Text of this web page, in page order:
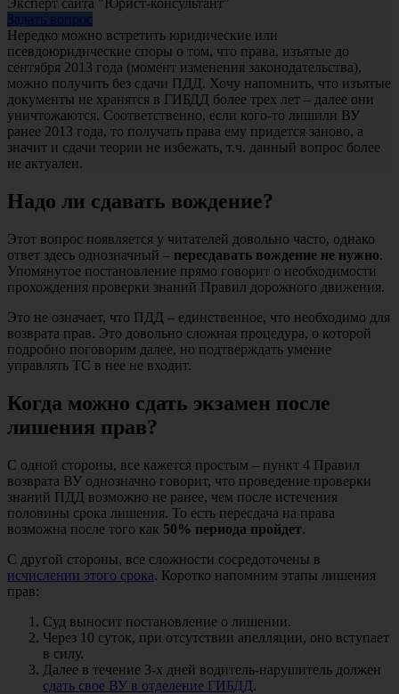
Эксперт сайта "Юрист-консультант"
Нередко можно встретить юридические или
псевдоюридические споры о том, что права, изъятые до
сентября 2013 года (момент изменения законодательства),
можно получить без сдачи ПДД. Хочу напомнить, что изъятые
документы не хранятся в ГИБДД более трех лет – далее они
уничтожаются. Соответственно, если кого-то лишили ВУ
ранее 2013 года, то получать права ему придется заново, а
значит и сдачи теории не избежать, т.ч. данный вопрос более
не актуален.
Надо ли сдавать вождение?
Этот вопрос появляется у читателей довольно часто, однако
ответ здесь однозначный – пересдавать вождение не нужно.
Упомянутое постановление прямо говорит о необходимости
прохождения проверки знаний Правил дорожного движения.
Это не означает, что ПДД – единственное, что необходимо для
возврата прав. Это довольно сложная процедура, о которой
подробно поговорим далее, но подтверждать умение
управлять ТС в нее не входит.
Когда можно сдать экзамен после
лишения прав?
С одной стороны, все кажется простым – пункт 4 Правил
возврата ВУ однозначно говорит, что проведение проверки
знаний ПДД возможно не ранее, чем после истечения
половины срока лишения. То есть пересдача на права
возможна после того как 50% периода пройдет.
С другой стороны, все сложности сосредоточены в
исчислении этого срока. Коротко напомним этапы лишения
прав:
Суд выносит постановление о лишении.
Через 10 суток, при отсутствии апелляции, оно вступает
в силу.
Далее в течение 3-х дней водитель-нарушитель должен
сдать свое ВУ в отделение ГИБДД.